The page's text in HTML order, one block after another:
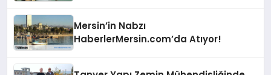
Mersin’in Nabzı
HaberlerMersin.com’da Atıyor!